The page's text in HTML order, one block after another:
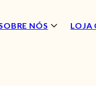
NÓS LOJA